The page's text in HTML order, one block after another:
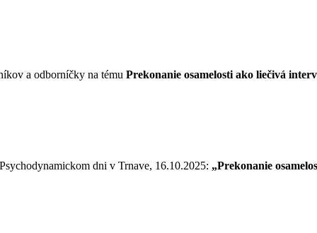
a odborníčky na tému Prekonanie osamelosti ako liečivá
dni v Trnave, 16.10.2025: „Prekonanie